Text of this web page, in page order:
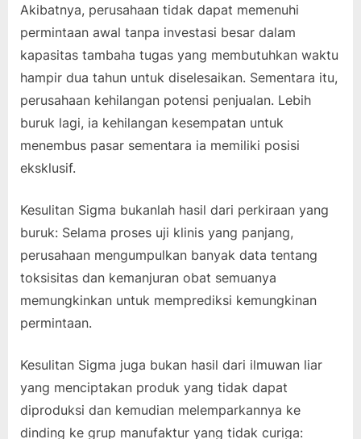
Akibatnya, perusahaan tidak dapat memenuhi
permintaan awal tanpa investasi besar dalam
kapasitas tambaha tugas yang membutuhkan waktu
hampir dua tahun untuk diselesaikan. Sementara itu,
perusahaan kehilangan potensi penjualan. Lebih
buruk lagi, ia kehilangan kesempatan untuk
menembus pasar sementara ia memiliki posisi
eksklusif.
Kesulitan Sigma bukanlah hasil dari perkiraan yang
buruk: Selama proses uji klinis yang panjang,
perusahaan mengumpulkan banyak data tentang
toksisitas dan kemanjuran obat semuanya
memungkinkan untuk memprediksi kemungkinan
permintaan.
Kesulitan Sigma juga bukan hasil dari ilmuwan liar
yang menciptakan produk yang tidak dapat
diproduksi dan kemudian melemparkannya ke
dinding ke grup manufaktur yang tidak curiga: